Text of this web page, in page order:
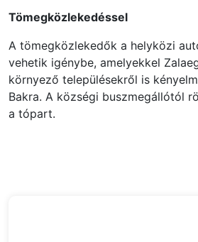
Tömegközlekedéssel
A tömegközlekedők a helyközi
vehetik igénybe, amelyekkel
környező településekről is
Bakra. A községi buszmegállótól
a tópart.